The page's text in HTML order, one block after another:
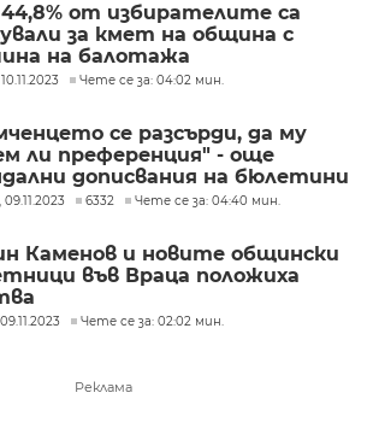
от избирателите са
за кмет на община с
на балотажа
Чете се за: 04:02 мин.
се разсърди, да му
ли преференция" - още
дописвания на бюлетини
09.11.2023 6332 Чете се за: 04:40 мин.
Каменов и новите общински
във Враца положиха
Чете се за: 02:02 мин.
Реклама